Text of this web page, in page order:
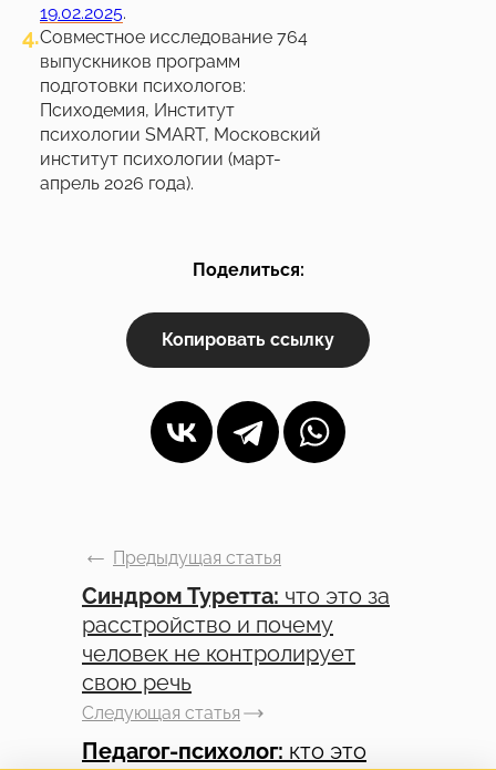
19.02.2025.
4.Совместное исследование 764
выпускников программ
подготовки психологов:
Психодемия, Институт
психологии SMART, Московский
институт психологии (март-
апрель 2026 года).
Поделиться:
Копировать ссылку
Синдром Туретта: что это за
расстройство и почему
человек не контролирует
свою речь
Предыдущая статья
Педагог-психолог: кто это
Следующая статья